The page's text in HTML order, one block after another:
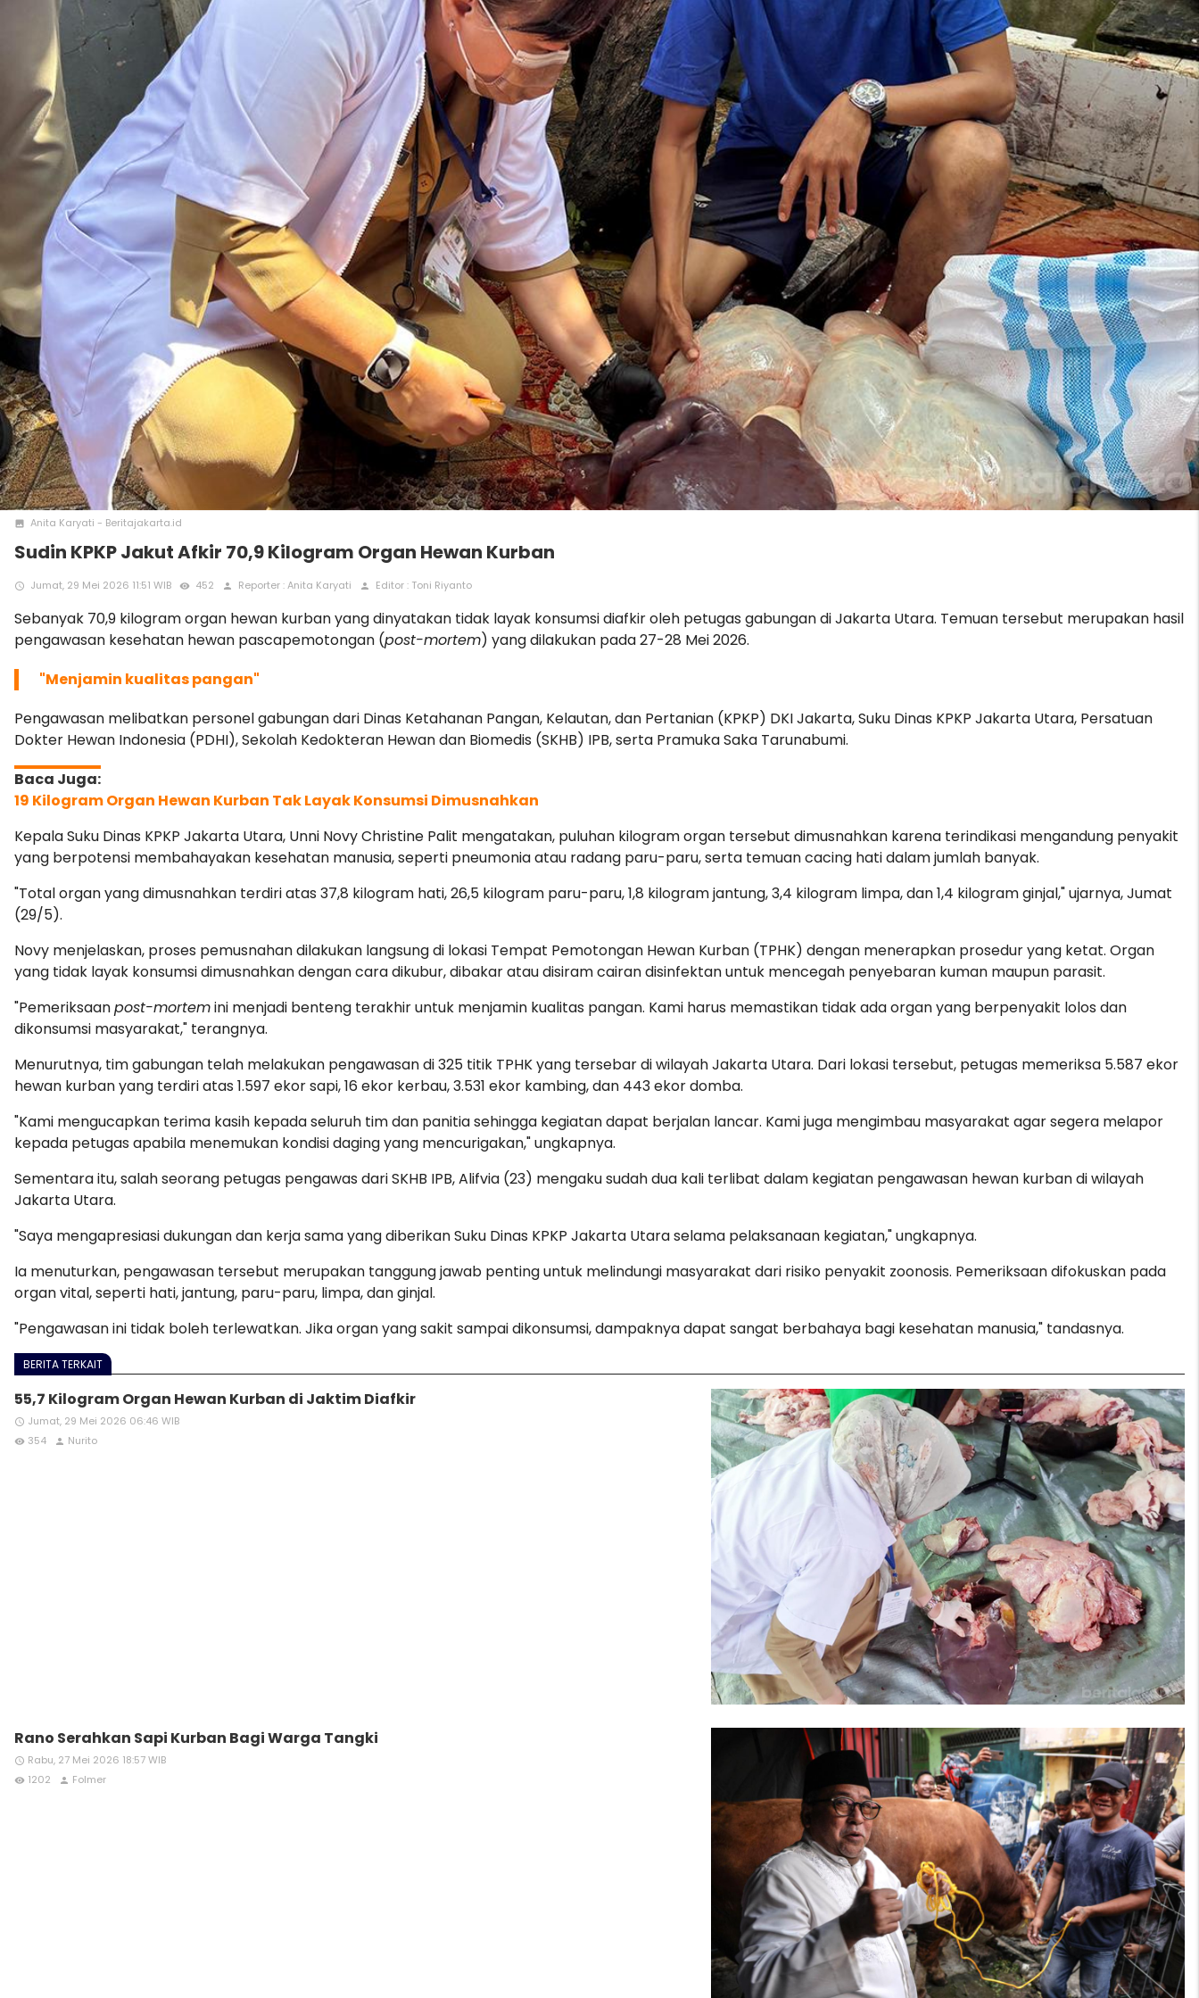
photo Anita Karyati - Beritajakarta.id
Sudin KPKP Jakut Afkir 70,9 Kilogram Organ Hewan Kurban
access_time Jumat, 29 Mei 2026 11:51 WIB remove_red_eye 452 person Reporter : Anita Karyati person Editor : Toni Riyanto
Sebanyak 70,9 kilogram organ hewan kurban yang dinyatakan tidak layak konsumsi diafkir oleh petugas gabungan di Jakarta Utara. Temuan tersebut merupakan hasil
pengawasan kesehatan hewan pascapemotongan (post-mortem) yang dilakukan pada 27-28 Mei 2026.
"Menjamin kualitas pangan"
Pengawasan melibatkan personel gabungan dari Dinas Ketahanan Pangan, Kelautan, dan Pertanian (KPKP) DKI Jakarta, Suku Dinas KPKP Jakarta Utara, Persatuan
Dokter Hewan Indonesia (PDHI), Sekolah Kedokteran Hewan dan Biomedis (SKHB) IPB, serta Pramuka Saka Tarunabumi.
19 Kilogram Organ Hewan Kurban Tak Layak Konsumsi Dimusnahkan
Kepala Suku Dinas KPKP Jakarta Utara, Unni Novy Christine Palit mengatakan, puluhan kilogram organ tersebut dimusnahkan karena terindikasi mengandung penyakit
yang berpotensi membahayakan kesehatan manusia, seperti pneumonia atau radang paru-paru, serta temuan cacing hati dalam jumlah banyak.
"Total organ yang dimusnahkan terdiri atas 37,8 kilogram hati, 26,5 kilogram paru-paru, 1,8 kilogram jantung, 3,4 kilogram limpa, dan 1,4 kilogram ginjal," ujarnya, Jumat
(29/5).
Novy menjelaskan, proses pemusnahan dilakukan langsung di lokasi Tempat Pemotongan Hewan Kurban (TPHK) dengan menerapkan prosedur yang ketat. Organ
yang tidak layak konsumsi dimusnahkan dengan cara dikubur, dibakar atau disiram cairan disinfektan untuk mencegah penyebaran kuman maupun parasit.
"Pemeriksaanpost-mortemini menjadi benteng terakhir untuk menjamin kualitas pangan. Kami harus memastikan tidak ada organ yang berpenyakit lolos dan
dikonsumsi masyarakat," terangnya.
Menurutnya, tim gabungan telah melakukan pengawasan di 325 titik TPHK yang tersebar di wilayah Jakarta Utara. Dari lokasi tersebut, petugas memeriksa 5.587 ekor
hewan kurban yang terdiri atas 1.597 ekor sapi, 16 ekor kerbau, 3.531 ekor kambing, dan 443 ekor domba.
"Kami mengucapkan terima kasih kepada seluruh tim dan panitia sehingga kegiatan dapat berjalan lancar. Kami juga mengimbau masyarakat agar segera melapor
kepada petugas apabila menemukan kondisi daging yang mencurigakan," ungkapnya.
Sementara itu, salah seorang petugas pengawas dari SKHB IPB, Alifvia (23) mengaku sudah dua kali terlibat dalam kegiatan pengawasan hewan kurban di wilayah
Jakarta Utara.
"Saya mengapresiasi dukungan dan kerja sama yang diberikan Suku Dinas KPKP Jakarta Utara selama pelaksanaan kegiatan," ungkapnya.
Ia menuturkan, pengawasan tersebut merupakan tanggung jawab penting untuk melindungi masyarakat dari risiko penyakit zoonosis. Pemeriksaan difokuskan pada
organ vital, seperti hati, jantung, paru-paru, limpa, dan ginjal.
"Pengawasan ini tidak boleh terlewatkan. Jika organ yang sakit sampai dikonsumsi, dampaknya dapat sangat berbahaya bagi kesehatan manusia," tandasnya.
BERITA TERKAIT
55,7 Kilogram Organ Hewan Kurban di Jaktim Diafkir
access_time Jumat, 29 Mei 2026 06:46 WIB
remove_red_eye 354 person Nurito
Rano Serahkan Sapi Kurban Bagi Warga Tangki
access_time Rabu, 27 Mei 2026 18:57 WIB
remove_red_eye 1202 person Folmer